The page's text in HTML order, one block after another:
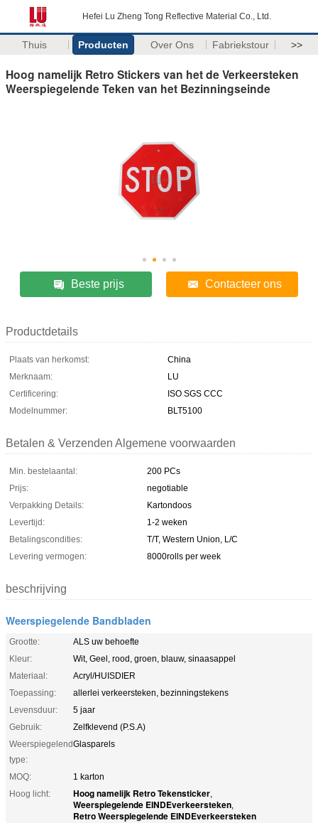
Hefei Lu Zheng Tong Reflective Material Co., Ltd.
Thuis Producten Over Ons Fabriekstour >>
Hoog namelijk Retro Stickers van het de Verkeersteken
Weerspiegelende Teken van het Bezinningseinde
Beste prijs Contacteer ons
Productdetails
Plaats van herkomst:
China
Merknaam:
LU
Certificering:
ISO SGS CCC
Modelnummer:
BLT5100
Betalen & Verzenden Algemene voorwaarden
Min. bestelaantal:
200 PCs
Prijs:
negotiable
Verpakking Details:
Kartondoos
Levertijd:
1-2 weken
Betalingscondities:
T/T, Western Union, L/C
Levering vermogen:
8000rolls per week
beschrijving
Weerspiegelende Bandbladen
Grootte:
ALS uw behoefte
Kleur:
Wit, Geel, rood, groen, blauw, sinaasappel
Materiaal:
Acryl/HUISDIER
Toepassing:
allerlei verkeersteken, bezinningstekens
Levensduur:
5 jaar
Gebruik:
Zelfklevend (P.S.A)
Weerspiegelend
type:
Glasparels
MOQ:
1 karton
Hoog licht:
Hoog namelijk Retro Tekensticker,
Weerspiegelende EINDEverkeersteken,
Retro Weerspiegelende EINDEverkeersteken